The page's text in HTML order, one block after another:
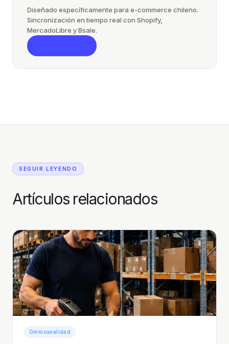
Diseñado específicamente para e-commerce chileno.
Sincronización en tiempo real con Shopify,
MercadoLibre y Bsale.
SEGUIR LEYENDO
Artículos relacionados
Omnicanalidad